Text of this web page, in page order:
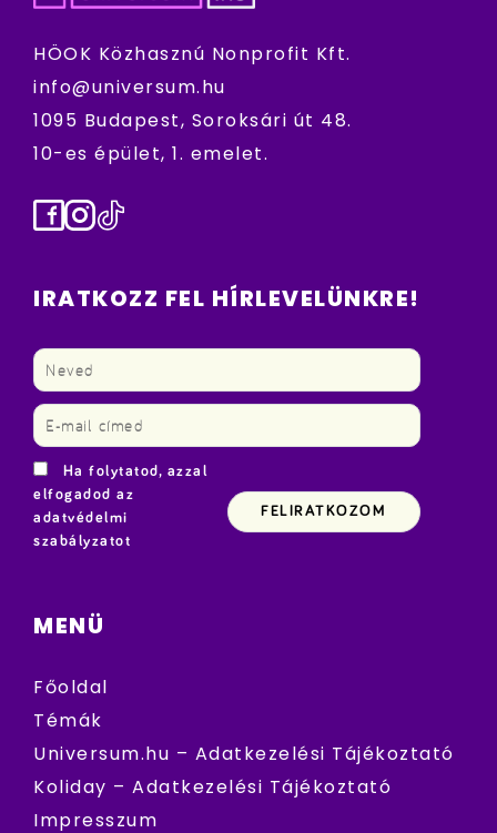
HÖOK Közhasznú Nonprofit Kft.
info@universum.hu
1095 Budapest, Soroksári út 48.
10-es épület, 1. emelet.
Facebook
Instagram
TikTok
IRATKOZZ FEL HÍRLEVELÜNKRE!
Ha folytatod, azzal
elfogadod az
adatvédelmi
szabályzatot
MENÜ
Főoldal
Témák
Universum.hu – Adatkezelési Tájékoztató
Koliday – Adatkezelési Tájékoztató
Impresszum